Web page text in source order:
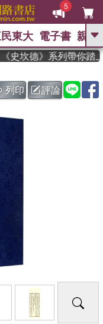
5
GO
歷史是一群喵 、 暑期
布克獎 臺灣漫遊錄、 方
、 偉大的迷走神經
東大 電子書 親子
坎德》系列帶你踏上
列印
評論